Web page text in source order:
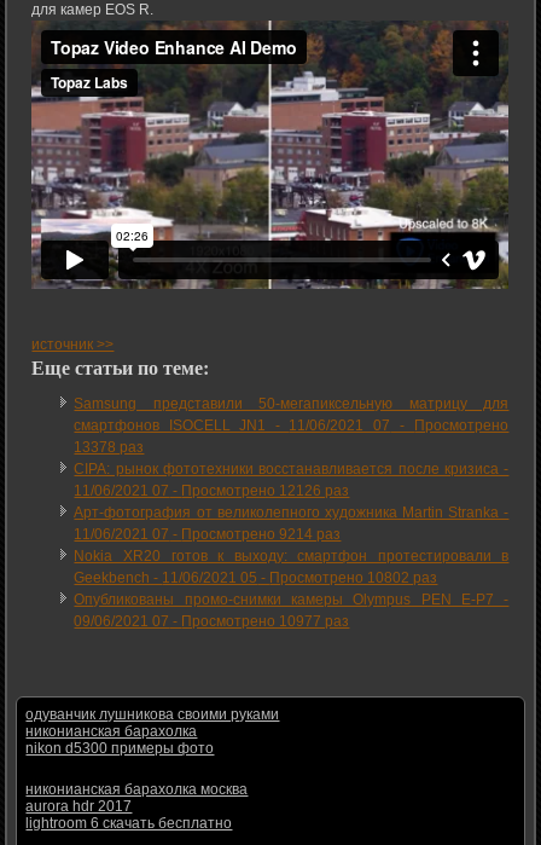
для камер EOS R.
источник >>
Еще статьи по теме:
Samsung представили 50-мегапиксельную матрицу для
смартфонов ISOCELL JN1 - 11/06/2021 07 - Просмотрено
13378 раз
CIPA: рынок фототехники восстанавливается после кризиса -
11/06/2021 07 - Просмотрено 12126 раз
Арт-фотография от великолепного художника Martin Stranka -
11/06/2021 07 - Просмотрено 9214 раз
Nokia XR20 готов к выходу: смартфон протестировали в
Geekbench - 11/06/2021 05 - Просмотрено 10802 раз
Опубликованы промо-снимки камеры Olympus PEN E-P7 -
09/06/2021 07 - Просмотрено 10977 раз
одуванчик лушникова своими руками
никонианская барахолка
nikon d5300 примеры фото
никонианская барахолка москва
aurora hdr 2017
lightroom 6 скачать бесплатно